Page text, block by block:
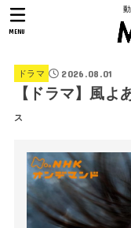
MENU
ドラマ 2026.08.01
【ドラマ】風よ
ス